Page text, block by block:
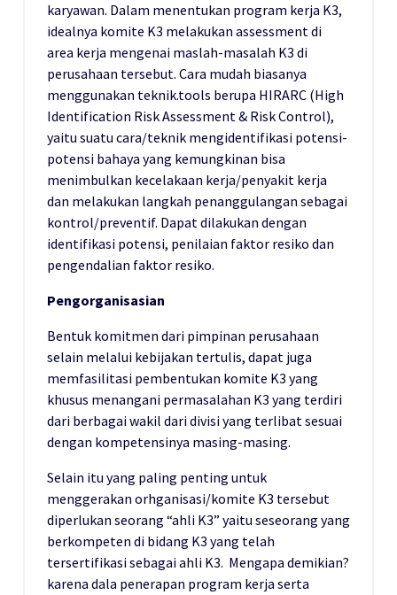
karyawan. Dalam menentukan program kerja K3,
idealnya komite K3 melakukan assessment di
area kerja mengenai maslah-masalah K3 di
perusahaan tersebut. Cara mudah biasanya
menggunakan teknik.tools berupa HIRARC (High
Identification Risk Assessment & Risk Control),
yaitu suatu cara/teknik mengidentifikasi potensi-
potensi bahaya yang kemungkinan bisa
menimbulkan kecelakaan kerja/penyakit kerja
dan melakukan langkah penanggulangan sebagai
kontrol/preventif. Dapat dilakukan dengan
identifikasi potensi, penilaian faktor resiko dan
pengendalian faktor resiko.
Pengorganisasian
Bentuk komitmen dari pimpinan perusahaan
selain melalui kebijakan tertulis, dapat juga
memfasilitasi pembentukan komite K3 yang
khusus menangani permasalahan K3 yang terdiri
dari berbagai wakil dari divisi yang terlibat sesuai
dengan kompetensinya masing-masing.
Selain itu yang paling penting untuk
menggerakan orhganisasi/komite K3 tersebut
diperlukan seorang “ahli K3” yaitu seseorang yang
berkompeten di bidang K3 yang telah
tersertifikasi sebagai ahli K3. Mengapa demikian?
karena dala penerapan program kerja serta